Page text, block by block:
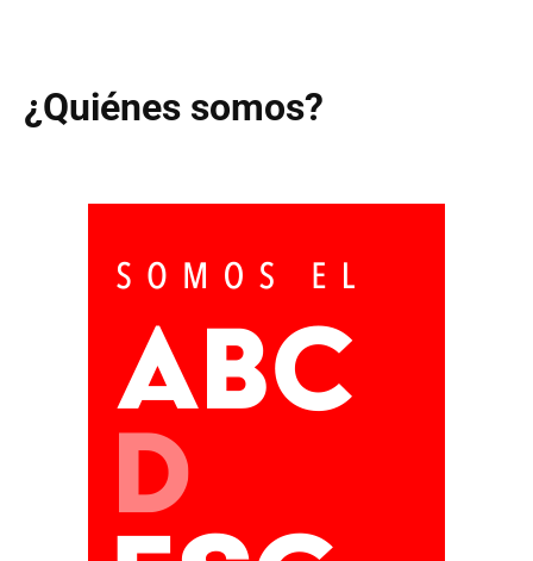
¿Quiénes somos?